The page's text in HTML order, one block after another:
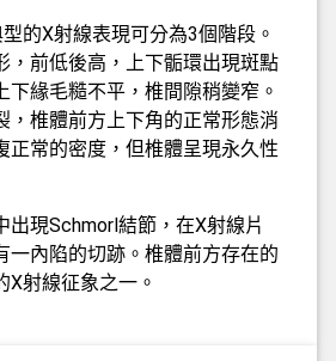
的X射線表現可分為3個階段。
，前低後高，上下骺環出現斑點
下緣毛糙不平，椎間隙稍變窄。
，椎體前方上下角的正常形態消
正常的密度，但椎體呈現永久性
現Schmorl結節，在X射線片
一內陷的切跡。椎體前方存在的
X射線征象之一。